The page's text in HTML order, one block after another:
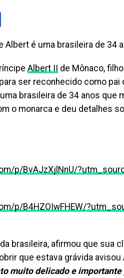
Albert é uma brasileira de 34
Albert II de Mônaco,
ser reconhecido como pai
brasileira de 34 anos que
o monarca e deu detalhes
p/BvAJzXjlNnU/
p/B4HZOIwFHEW/
brasileira, afirmou que sua
que estava grávida
muito delicado e importante